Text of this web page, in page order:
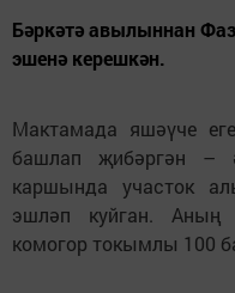
Бәркәтә авылыннан
эшенә керешкән.
Мактамада яшәүче
башлап җибәргән –
каршында участок
эшләп куйган. Аның
комогор токымлы 100